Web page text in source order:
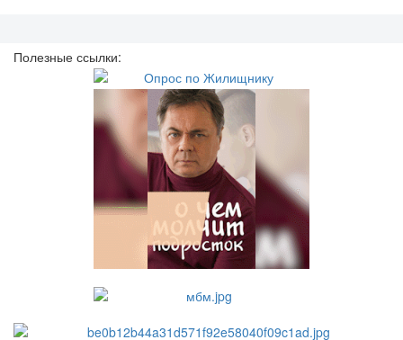
Полезные ссылки: